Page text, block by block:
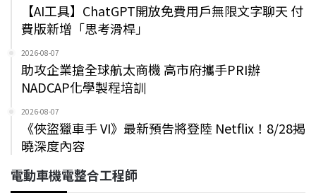
【AI工具】ChatGPT開放免費用戶無限文字聊天 付
費版新增「思考滑桿」
2026-08-07
助攻企業搶全球航太商機 高市府攜手PRI辦
NADCAP化學製程培訓
2026-08-07
《俠盜獵車手 VI》最新預告將登陸 Netflix！8/28揭
曉深度內容
電動車機電整合工程師